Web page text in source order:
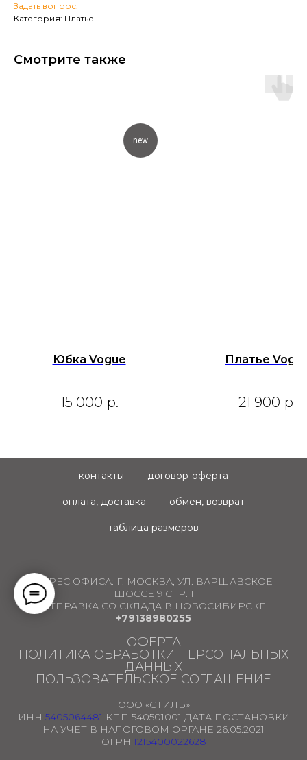
Задать вопрос.
Категория: Платье
Смотрите также
new
Юбка Vogue
15 000 р.
Платье
21 900 р.
контакты договор-оферта
оплата, доставка обмен, возврат
таблица размеров
АДРЕС ОФИСА: Г. МОСКВА, УЛ. ВАРШАВСКОЕ
ШОССЕ 9 СТР. 1
ОТПРАВКА СО СКЛАДА В НОВОСИБИРСКЕ
+79138980255
ОФЕРТА
ПОЛИТИКА ОБРАБОТКИ ПЕРСОНАЛЬНЫХ
ДАННЫХ
ПОЛЬЗОВАТЕЛЬСКОЕ СОГЛАШЕНИЕ
ООО «СТИЛЬ»
ИНН 5405064481 КПП 540501001 ДАТА ПОСТАНОВКИ
НА УЧЕТ В НАЛОГОВОМ ОРГАНЕ 26.05.2021
ОГРН 1215400022628